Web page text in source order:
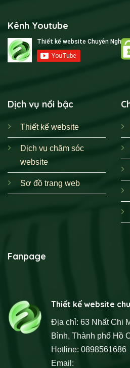
Kênh Youtube
Dịch vụ nổi bậc
Thiết kế website
Dịch vụ chăm sóc
website
Sơ đồ trang web
Fanpage
Thiết kế website
Địa chỉ: 63 Nhất Chi
Bình, Thành phố Hồ
Hotline: 0898561686
Email: